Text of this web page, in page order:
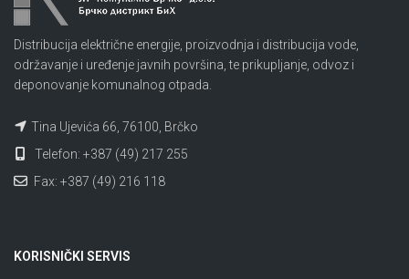
Distribucija električne energije, proizvodnja i distribucija vode,
održavanje i uređenje javnih površina, te prikupljanje, odvoz i
deponovanje komunalnog otpada.
Tina Ujevića 66, 76100, Brčko
Telefon: +387 (49) 217 255
Fax: +387 (49) 216 118
KORISNIČKI SERVIS